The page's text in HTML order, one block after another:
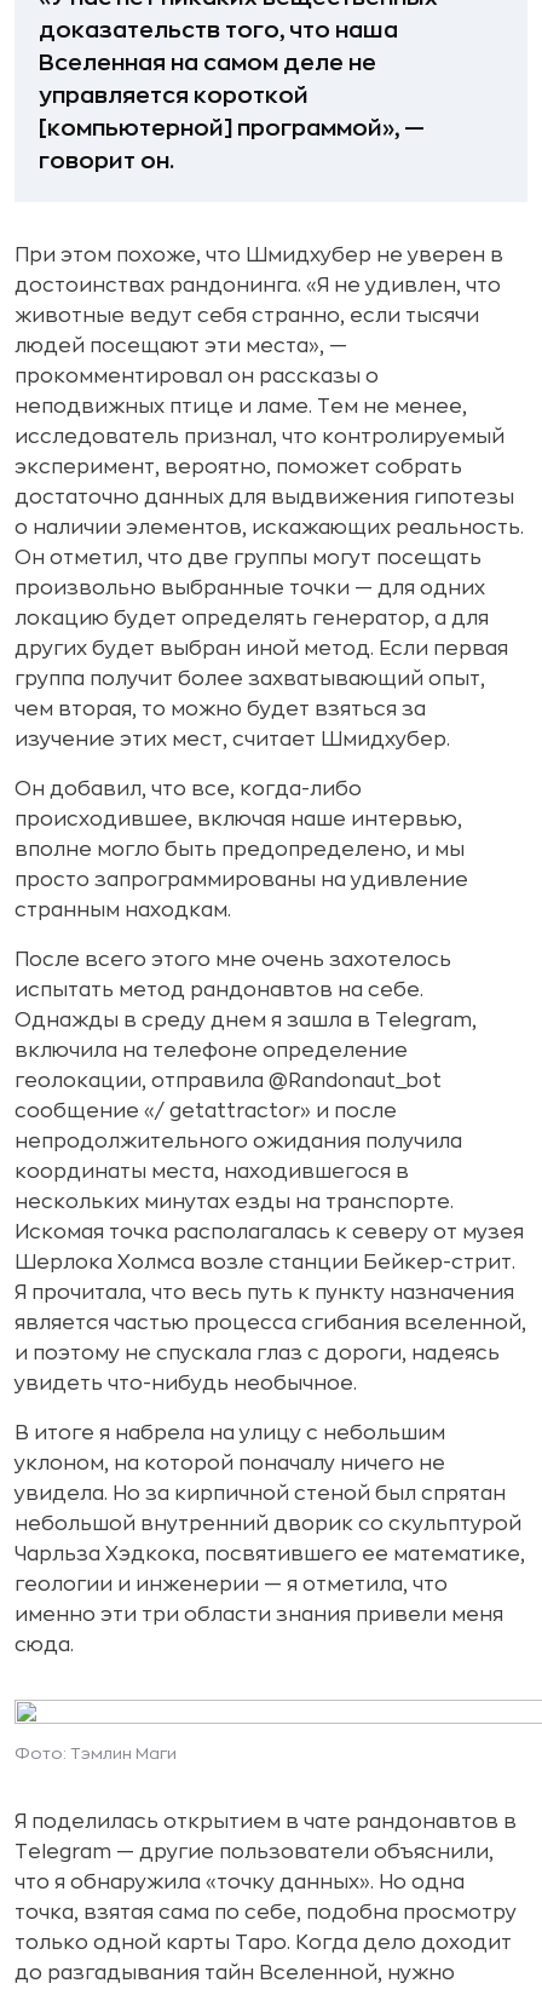
доказательств того, что наша
Вселенная на самом деле не
управляется короткой
[компьютерной] программой», —
говорит он.
При этом похоже, что Шмидхубер не уверен в
достоинствах рандонинга. «Я не удивлен, что
животные ведут себя странно, если тысячи
людей посещают эти места», —
прокомментировал он рассказы о
неподвижных птице и ламе. Тем не менее,
исследователь признал, что контролируемый
эксперимент, вероятно, поможет собрать
достаточно данных для выдвижения гипотезы
о наличии элементов, искажающих реальность.
Он отметил, что две группы могут посещать
произвольно выбранные точки — для одних
локацию будет определять генератор, а для
других будет выбран иной метод. Если первая
группа получит более захватывающий опыт,
чем вторая, то можно будет взяться за
изучение этих мест, считает Шмидхубер.
Он добавил, что все, когда-либо
происходившее, включая наше интервью,
вполне могло быть предопределено, и мы
просто запрограммированы на удивление
странным находкам.
После всего этого мне очень захотелось
испытать метод рандонавтов на себе.
Однажды в среду днем ​​я зашла в Telegram,
включила на телефоне определение
геолокации, отправила @Randonaut_bot
сообщение «/ getattractor» и после
непродолжительного ожидания получила
координаты места, находившегося в
нескольких минутах езды на транспорте.
Искомая точка располагалась к северу от музея
Шерлока Холмса возле станции Бейкер-стрит.
Я прочитала, что весь путь к пункту назначения
является частью процесса сгибания вселенной,
и поэтому не спускала глаз с дороги, надеясь
увидеть что-нибудь необычное.
В итоге я набрела на улицу с небольшим
уклоном, на которой поначалу ничего не
увидела. Но за кирпичной стеной был спрятан
небольшой внутренний дворик со скульптурой
Чарльза Хэдкока, посвятившего ее математике,
геологии и инженерии — я отметила, что
именно эти три области знания привели меня
сюда.
Фото: Тэмлин Маги
Я поделилась открытием в чате рандонавтов в
Telegram — другие пользователи объяснили,
что я обнаружила «точку данных». Но одна
точка, взятая сама по себе, подобна просмотру
только одной карты Таро. Когда дело доходит
до разгадывания тайн Вселенной, нужно